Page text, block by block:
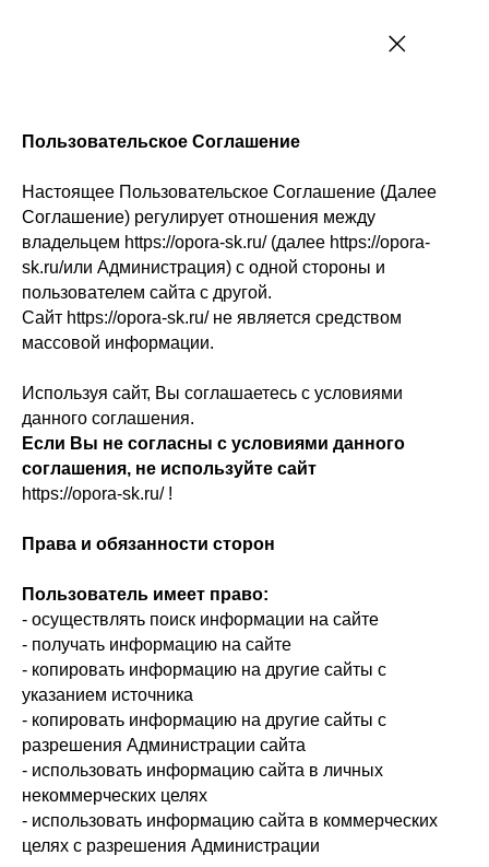
Пользовательское Соглашение
Настоящее Пользовательское Соглашение (Далее
Соглашение) регулирует отношения между
владельцем https://opora-sk.ru/ (далее https://opora-
sk.ru/или Администрация) с одной стороны и
пользователем сайта с другой.
Сайт https://opora-sk.ru/ не является средством
массовой информации.
Используя сайт, Вы соглашаетесь с условиями
данного соглашения.
Если Вы не согласны с условиями данного
соглашения, не используйте сайт
https://opora-sk.ru/ !
Права и обязанности сторон
Пользователь имеет право:
- осуществлять поиск информации на сайте
- получать информацию на сайте
- копировать информацию на другие сайты с
указанием источника
- копировать информацию на другие сайты с
разрешения Администрации сайта
- использовать информацию сайта в личных
некоммерческих целях
- использовать информацию сайта в коммерческих
целях с разрешения Администрации